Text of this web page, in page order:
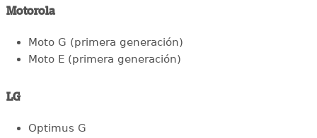
Motorola
Moto G (primera generación)
Moto E (primera generación)
LG
Optimus G